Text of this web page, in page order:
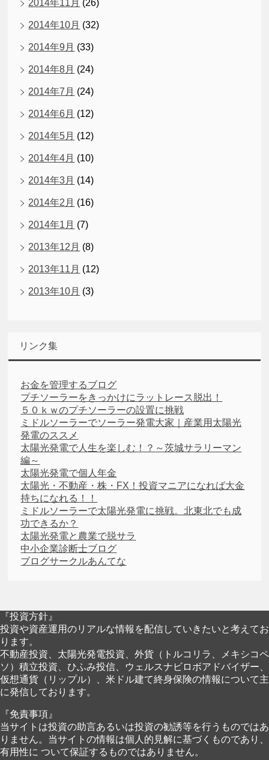
2014年11月 (26)
2014年10月 (32)
2014年9月 (33)
2014年8月 (24)
2014年7月 (24)
2014年6月 (12)
2014年5月 (12)
2014年4月 (10)
2014年3月 (14)
2014年2月 (16)
2014年1月 (7)
2013年12月 (8)
2013年11月 (12)
2013年10月 (3)
リンク集
お金を管理するブログ
プチソーラーをきっかけにラットレース脱出！
５０ｋｗのプチソーラーの設置に挑戦
ミドルソーラーでソーラー発電大家｜産業用太陽光
発電のススメ
太陽光発電で人生を楽しむ！？～茨城サラリーマン
編～
太陽光発電で個人年金
太陽光・不動産・株・FX！投資マニアになれば大金
持ちになれる！！
ミドルソーラーで太陽光発電に挑戦。北東北でも成
功できるか？
太陽光発電と農業で脱サラ
中小企業診断士ブログ
ブログサークルあんてな
『投資方針』
投資や資産運用のリアルな情報を配信していきたいと考えてお
ります。
不動産投資、太陽光発電投資、外貨（トルコリラ、メキシコペ
ソ）積立投資、ひふみ投信、ウェルスナビロボアドバイザー、
仮想通貨（リップル）、米ドル建て終身保険の情報について主
に発信しております。
『免責事項』
当サイトは投資の助言あるいは投資の勧誘等を行うものではあ
りません。当サイトの情報は個人的見解に基づくものであり、
有用性に ついて保証するものではありません。